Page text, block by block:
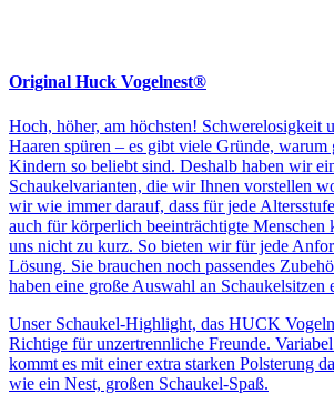
Original Huck Vogelnest®
Hoch, höher, am höchsten! Schwerelosigkeit
Haaren spüren – es gibt viele Gründe, warum
Kindern so beliebt sind. Deshalb haben wir
Schaukelvarianten, die wir Ihnen vorstellen
wir wie immer darauf, dass für jede
auch für körperlich beeinträchtigte Menschen
uns nicht zu kurz. So bieten wir für jede
Lösung. Sie brauchen noch passendes
haben eine große Auswahl an Schaukelsitzen
Unser Schaukel-Highlight, das HUCK
Richtige für unzertrennliche Freunde.
kommt es mit einer extra starken Polsterung
wie ein Nest, großen Schaukel-Spaß.